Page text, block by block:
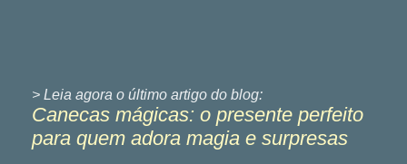
> Leia agora o último artigo do blog:
Canecas mágicas: o presente perfeito
para quem adora magia e surpresas